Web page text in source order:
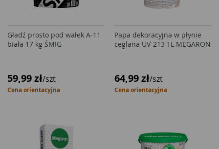
Gładź prosto pod wałek A-11
biała 17 kg ŚMIG
59,99 zł/szt
Cena orientacyjna
Papa dekoracyjna w płynie
ceglana UV-213 1L MEGARON
64,99 zł/szt
Cena orientacyjna